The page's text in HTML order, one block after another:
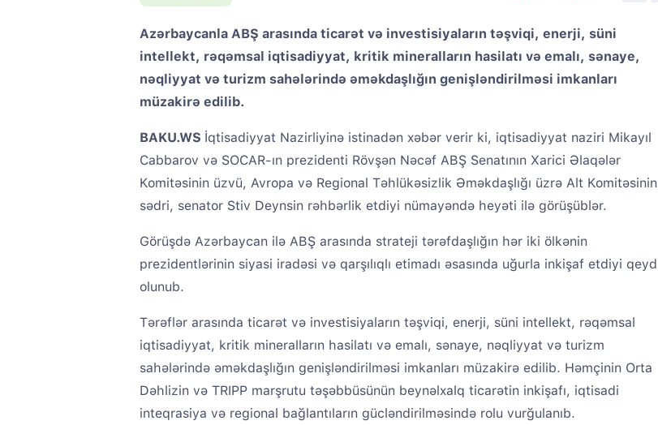
Azərbaycanla ABŞ arasında ticarət və investisiyaların təşviqi, enerji, süni
intellekt, rəqəmsal iqtisadiyyat, kritik mineralların hasilatı və emalı, sənaye,
nəqliyyat və turizm sahələrində əməkdaşlığın genişləndirilməsi imkanları
müzakirə edilib.
BAKU.WS İqtisadiyyat Nazirliyinə istinadən xəbər verir ki, iqtisadiyyat naziri Mikayıl
Cabbarov və SOCAR-ın prezidenti Rövşən Nəcəf ABŞ Senatının Xarici Əlaqələr
Komitəsinin üzvü, Avropa və Regional Təhlükəsizlik Əməkdaşlığı üzrə Alt Komitəsinin
sədri, senator Stiv Deynsin rəhbərlik etdiyi nümayəndə heyəti ilə görüşüblər.
Görüşdə Azərbaycan ilə ABŞ arasında strateji tərəfdaşlığın hər iki ölkənin
prezidentlərinin siyasi iradəsi və qarşılıqlı etimadı əsasında uğurla inkişaf etdiyi qeyd
olunub.
Tərəflər arasında ticarət və investisiyaların təşviqi, enerji, süni intellekt, rəqəmsal
iqtisadiyyat, kritik mineralların hasilatı və emalı, sənaye, nəqliyyat və turizm
sahələrində əməkdaşlığın genişləndirilməsi imkanları müzakirə edilib. Həmçinin Orta
Dəhlizin və TRIPP marşrutu təşəbbüsünün beynəlxalq ticarətin inkişafı, iqtisadi
inteqrasiya və regional bağlantıların gücləndirilməsində rolu vurğulanıb.